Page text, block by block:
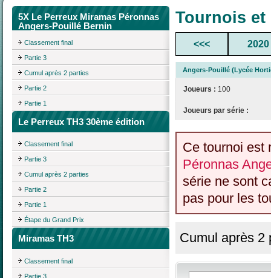
5X Le Perreux Miramas Péronnas
Angers-Pouillé Bernin
Classement final
Partie 3
Cumul après 2 parties
Partie 2
Partie 1
Le Perreux TH3 30ème édition
Classement final
Partie 3
Cumul après 2 parties
Partie 2
Partie 1
Étape du Grand Prix
Miramas TH3
Classement final
Partie 3
Tournois
<<< 2020
Angers-Pouillé (Lycée
Joueurs : 100
Joueurs par série :
Ce tournoi est
Péronnas
série ne sont
pas pour les
Cumul après 2